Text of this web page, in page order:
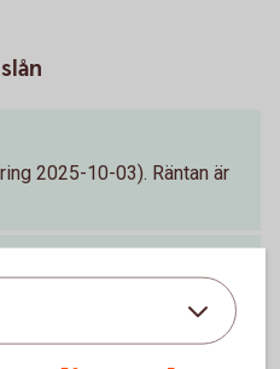
2025-10-03). Räntan är